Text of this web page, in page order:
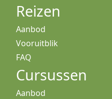
Reizen
Aanbod
Vooruitblik
FAQ
Cursussen
Aanbod